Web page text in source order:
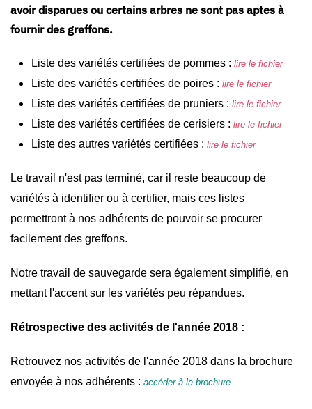
avoir disparues ou certains arbres ne sont pas aptes à
fournir des greffons.
Liste des variétés certifiées de pommes : lire le fichier
Liste des variétés certifiées de poires : lire le fichier
Liste des variétés certifiées de pruniers : lire le fichier
Liste des variétés certifiées de cerisiers : lire le fichier
Liste des autres variétés certifiées : lire le fichier
Le travail n'est pas terminé, car il reste beaucoup de
variétés à identifier ou à certifier, mais ces listes
permettront à nos adhérents de pouvoir se procurer
facilement des greffons.
Notre travail de sauvegarde sera également simplifié, en
mettant l'accent sur les variétés peu répandues.
Rétrospective des activités de l'année 2018 :
Retrouvez nos activités de l'année 2018 dans la brochure
envoyée à nos adhérents : accéder à la brochure